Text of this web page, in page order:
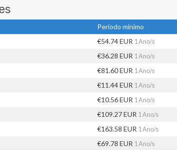
Período mínimo
€54.74 EUR 1 Ano/s
€36.28 EUR 1 Ano/s
€81.60 EUR 1 Ano/s
€11.44 EUR 1 Ano/s
€10.56 EUR 1 Ano/s
€109.27 EUR 1 Ano/s
€163.58 EUR 1 Ano/s
€69.78 EUR 1 Ano/s